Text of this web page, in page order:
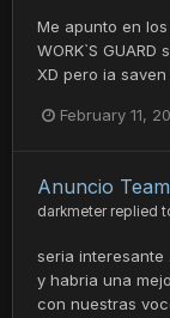
Me apunto en
WORK`S
XD pero ia
February 11,
Anuncio Team
darkmeter replied
seria interesante
y habria una
con nuestras